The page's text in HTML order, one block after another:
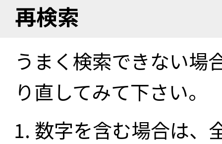
再検索
うまく検索できない場
り直してみて下さい。
数字を含む場合は、